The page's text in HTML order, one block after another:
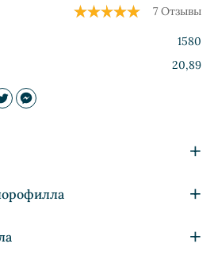
7 Отзывы
1580
20,89
+
в кишечнике
и воспаление дёсен
+
болезни переходят на зеленую
+